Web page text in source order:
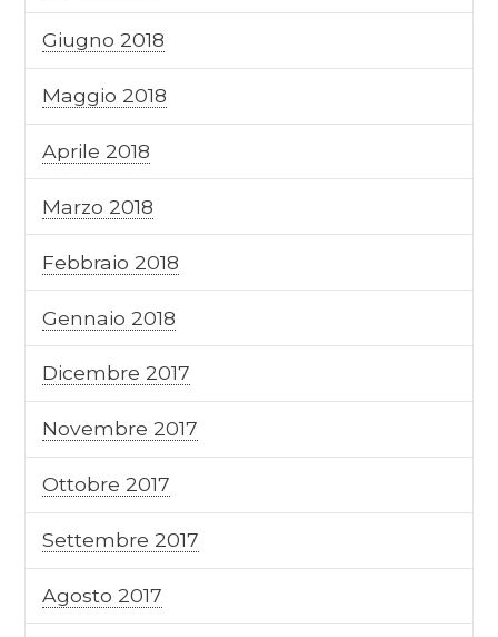
Giugno 2018
Maggio 2018
Aprile 2018
Marzo 2018
Febbraio 2018
Gennaio 2018
Dicembre 2017
Novembre 2017
Ottobre 2017
Settembre 2017
Agosto 2017